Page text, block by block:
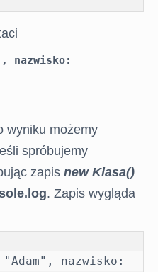
nazwisko:
wyniku możemy
spróbujemy
zapis new Klasa()
. Zapis wygląda